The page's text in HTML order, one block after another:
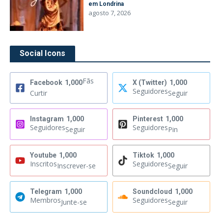
em Londrina
agosto 7, 2026
Social Icons
Facebook 1,000Fãs
Curtir
X (Twitter) 1,000
SeguidoresSeguir
Instagram 1,000
SeguidoresSeguir
Pinterest 1,000
SeguidoresPin
Youtube 1,000
InscritosInscrever-se
Tiktok 1,000
SeguidoresSeguir
Telegram 1,000
MembrosJunte-se
Soundcloud 1,000
SeguidoresSeguir